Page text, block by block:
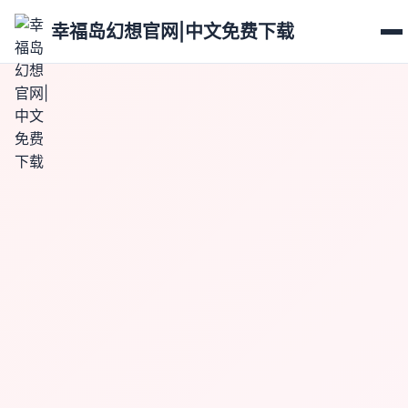
幸福岛幻想官网|中文免费下载